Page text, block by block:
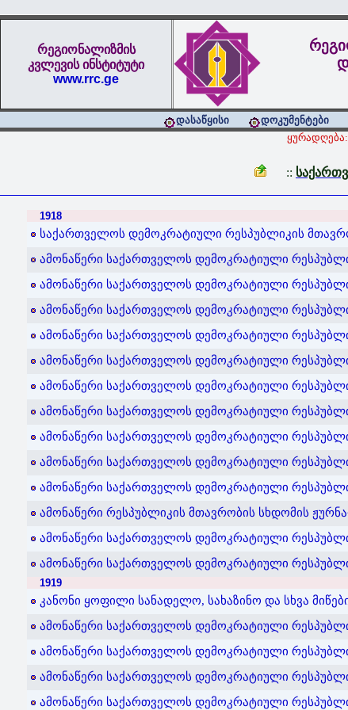
რეგიონალიზმის
კვლევის ინსტიტუტი
www.rrc.ge
დასაწყისი დოკუმენტები
::
1918
საქართველოს დემოკრატიული რესპუბლიკის
ამონაწერი საქართველოს დემოკრატიული
ამონაწერი საქართველოს დემოკრატიული
ამონაწერი საქართველოს დემოკრატიული
ამონაწერი საქართველოს დემოკრატიული
ამონაწერი საქართველოს დემოკრატიული
ამონაწერი საქართველოს დემოკრატიული
ამონაწერი საქართველოს დემოკრატიული
ამონაწერი საქართველოს დემოკრატიული
ამონაწერი საქართველოს დემოკრატიული
ამონაწერი საქართველოს დემოკრატიული
ამონაწერი რესპუბლიკის მთავრობის სხდომის
ამონაწერი საქართველოს დემოკრატიული
ამონაწერი საქართველოს დემოკრატიული
1919
კანონი ყოფილი სანადელო, სახაზინო და სხვა
ამონაწერი საქართველოს დემოკრატიული
ამონაწერი საქართველოს დემოკრატიული
ამონაწერი საქართველოს დემოკრატიული
ამონაწერი საქართველოს დემოკრატიული